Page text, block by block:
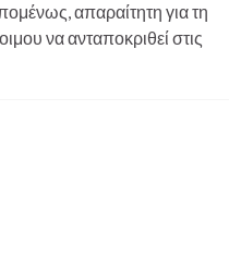
απαραίτητη για τη
να ανταποκριθεί στις